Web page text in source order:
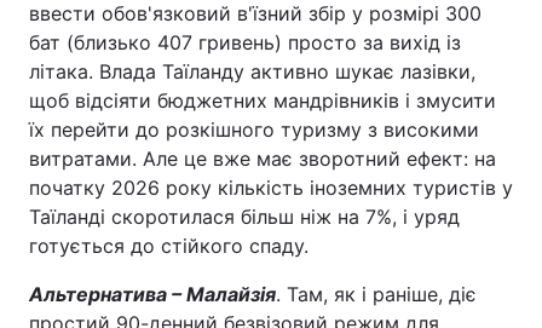
ввести обов'язковий в'їзний збір у розмірі 300
бат (близько 407 гривень) просто за вихід із
літака. Влада Таїланду активно шукає лазівки,
щоб відсіяти бюджетних мандрівників і змусити
їх перейти до розкішного туризму з високими
витратами. Але це вже має зворотний ефект: на
початку 2026 року кількість іноземних туристів у
Таїланді скоротилася більш ніж на 7%, і уряд
готується до стійкого спаду.
Альтернатива – Малайзія. Там, як і раніше, діє
простий 90-денний безвізовий режим для